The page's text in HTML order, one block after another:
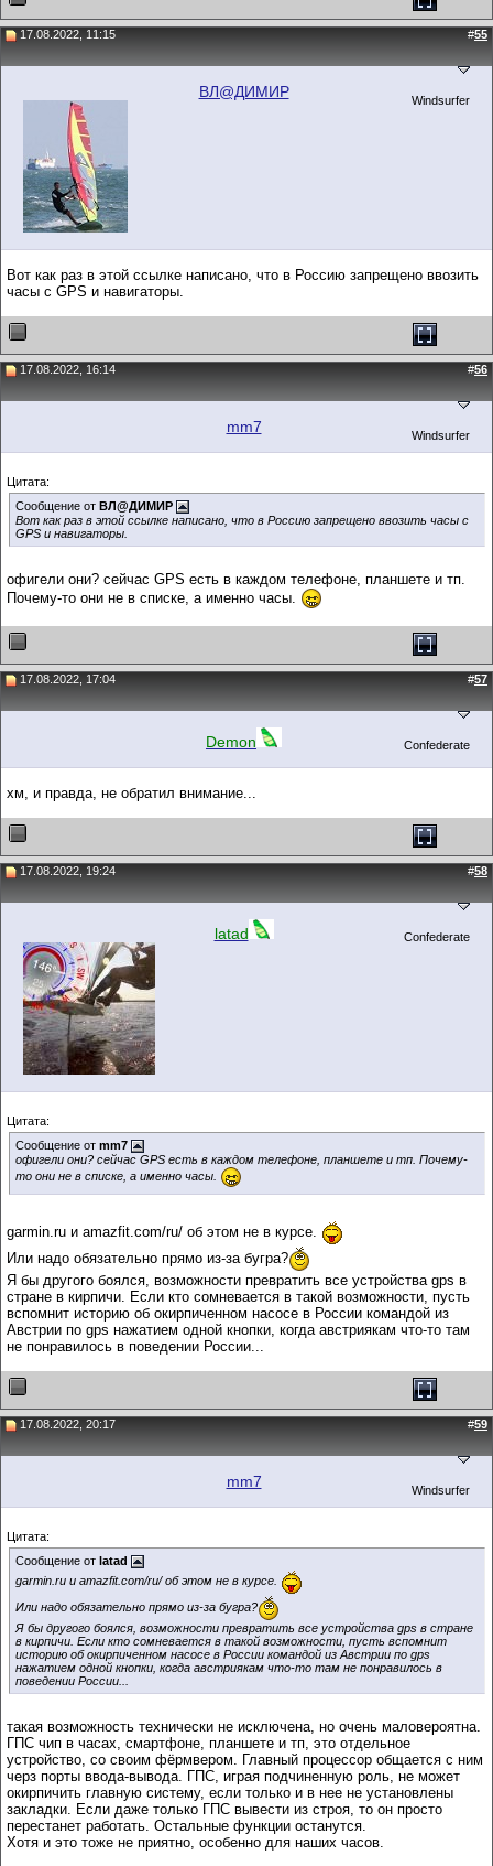
17.08.2022, 11:15 #55
ВЛ@ДИМИР Windsurfer
Вот как раз в этой ссылке написано, что в Россию запрещено ввозить
часы с GPS и навигаторы.
17.08.2022, 16:14 #56
mm7 Windsurfer
Цитата:
Сообщение от ВЛ@ДИМИР
Вот как раз в этой ссылке написано, что в Россию запрещено ввозить часы с
GPS и навигаторы.
офигели они? сейчас GPS есть в каждом телефоне, планшете и тп.
Почему-то они не в списке, а именно часы.
17.08.2022, 17:04 #57
Demon Confederate
хм, и правда, не обратил внимание...
17.08.2022, 19:24 #58
latad Confederate
Цитата:
Сообщение от mm7
офигели они? сейчас GPS есть в каждом телефоне, планшете и тп. Почему-
то они не в списке, а именно часы.
garmin.ru и amazfit.com/ru/ об этом не в курсе.
Или надо обязательно прямо из-за бугра?
Я бы другого боялся, возможности превратить все устройства gps в
стране в кирпичи. Если кто сомневается в такой возможности, пусть
вспомнит историю об окирпиченном насосе в России командой из
Австрии по gps нажатием одной кнопки, когда австриякам что-то там
не понравилось в поведении России...
17.08.2022, 20:17 #59
mm7 Windsurfer
Цитата:
Сообщение от latad
garmin.ru и amazfit.com/ru/ об этом не в курсе.
Или надо обязательно прямо из-за бугра?
Я бы другого боялся, возможности превратить все устройства gps в стране
в кирпичи. Если кто сомневается в такой возможности, пусть вспомнит
историю об окирпиченном насосе в России командой из Австрии по gps
нажатием одной кнопки, когда австриякам что-то там не понравилось в
поведении России...
такая возможность технически не исключена, но очень маловероятна.
ГПС чип в часах, смартфоне, планшете и тп, это отдельное
устройство, со своим фёрмвером. Главный процессор общается с ним
черз порты ввода-вывода. ГПС, играя подчиненную роль, не может
окирпичить главную систему, если только и в нее не установлены
закладки. Если даже только ГПС вывести из строя, то он просто
перестанет работать. Остальные функции останутся.
Хотя и это тоже не приятно, особенно для наших часов.